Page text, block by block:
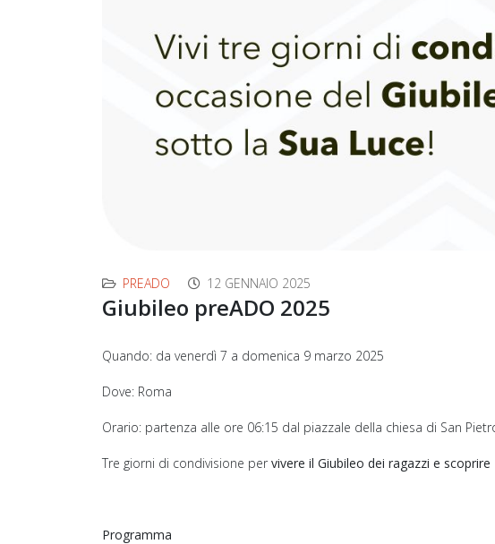
PREADO 12 GENNAIO 2025
Giubileo preADO 2025
Quando: da venerdì 7 a domenica 9 marzo 2025
Dove: Roma
Orario: partenza alle ore 06:15 dal piazzale della chiesa di San
Tre giorni di condivisione per vivere il Giubileo dei ragazzi e
Programma